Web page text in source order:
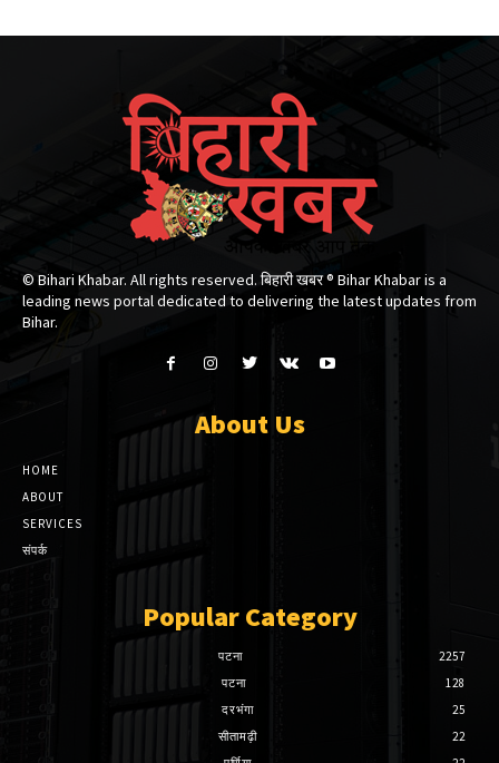
© Bihari Khabar. All rights reserved. बिहारी खबर ®​ Bihar Khabar is a
leading news portal dedicated to delivering the latest updates from
Bihar.
About Us
HOME
ABOUT
SERVICES
संपर्क
Popular Category
पटना
2257
पटना
128
दरभंगा
25
सीतामढ़ी
22